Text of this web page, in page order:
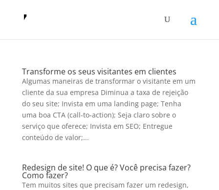
Transforme os seus visitantes em clientes
Algumas maneiras de transformar o visitante em um
cliente da sua empresa Diminua a taxa de rejeição
do seu site; Invista em uma landing page; Tenha
uma boa CTA (call-to-action); Seja claro sobre o
serviço que oferece; Invista em SEO; Entregue
conteúdo de valor;...
Redesign de site! O que é? Você precisa fazer?
Como fazer?
Tem muitos sites que precisam fazer um redesign,